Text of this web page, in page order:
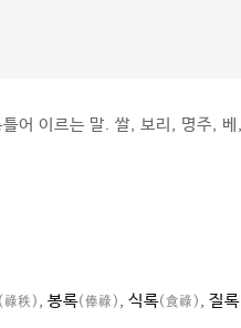
어 이르는 말. 쌀, 보리, 명주,
(祿秩) , 봉록(俸祿) , 식록(食祿) , 질록